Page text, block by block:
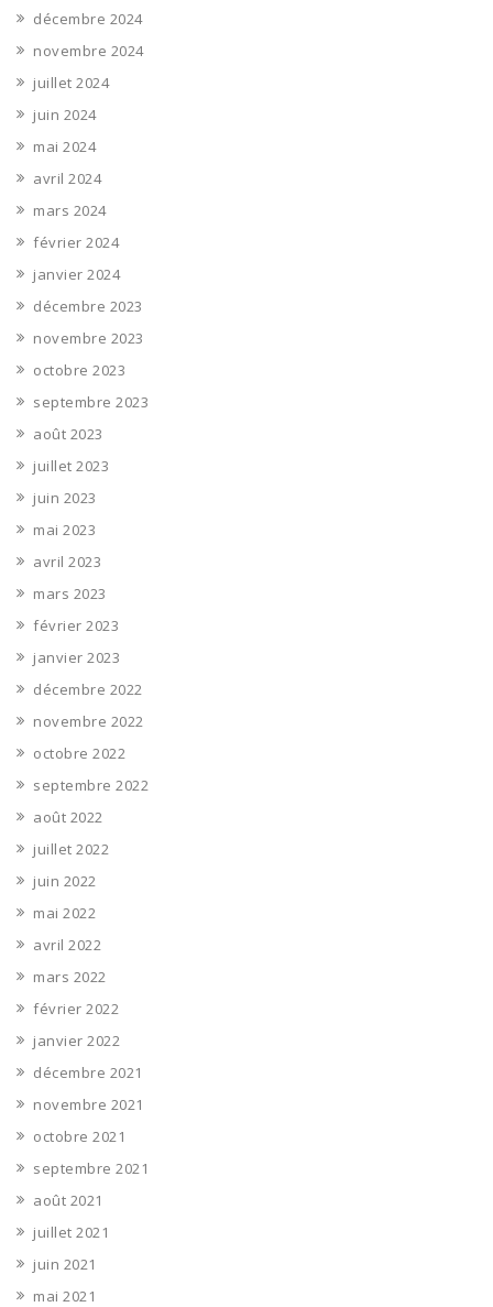
décembre 2024
novembre 2024
juillet 2024
juin 2024
mai 2024
avril 2024
mars 2024
février 2024
janvier 2024
décembre 2023
novembre 2023
octobre 2023
septembre 2023
août 2023
juillet 2023
juin 2023
mai 2023
avril 2023
mars 2023
février 2023
janvier 2023
décembre 2022
novembre 2022
octobre 2022
septembre 2022
août 2022
juillet 2022
juin 2022
mai 2022
avril 2022
mars 2022
février 2022
janvier 2022
décembre 2021
novembre 2021
octobre 2021
septembre 2021
août 2021
juillet 2021
juin 2021
mai 2021